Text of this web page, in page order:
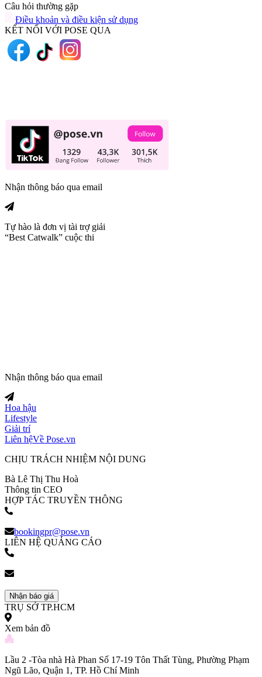
Câu hỏi thường gặp
Điều khoản và điều kiện sử dụng
KẾT NỐI VỚI POSE QUA
Nhận thông báo qua email
Tự hào là đơn vị tài trợ giải
“Best Catwalk” cuộc thi
Nhận thông báo qua email
Hoa hậu
Lifestyle
Giải trí
Liên hệVề Pose.vn
CHỊU TRÁCH NHIỆM NỘI DUNG
Bà Lê Thị Thu Hoà
Thông tin CEO
HỢP TÁC TRUYỀN THÔNG
bookingpr@pose.vn
LIÊN HỆ QUẢNG CÁO
Nhận báo giá
TRỤ SỞ TP.HCM
Xem bản đồ
Lầu 2 -Tòa nhà Hà Phan Số 17-19 Tôn Thất Tùng, Phường Phạm
Ngũ Lão, Quận 1, TP. Hồ Chí Minh